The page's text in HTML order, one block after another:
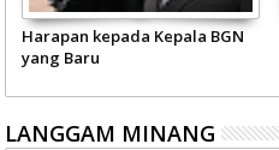
Harapan kepada Kepala BGN
yang Baru
LANGGAM MINANG